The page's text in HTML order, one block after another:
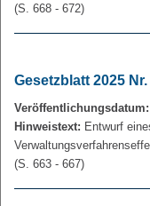
(S. 668 - 672)
Gesetzblatt 2025 Nr.
Veröffentlichungsdatum:
Hinweistext: Entwurf
(S. 663 - 667)